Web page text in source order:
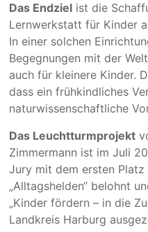
Das Endziel ist die
Lernwerkstatt für Kinder
In einer solchen
Begegnungen mit der
auch für kleinere Kinder.
dass ein frühkindliches
naturwissenschaftliche
Das Leuchtturmprojekt
Zimmermann ist im Juli
Jury mit dem ersten
„Alltagshelden“ belohnt
„Kinder fördern – in die
Landkreis Harburg